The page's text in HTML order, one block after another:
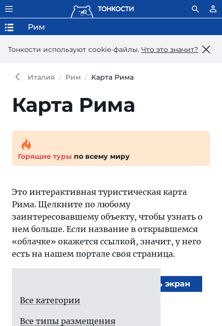
Тонкости используют сookie-файлы. Что это значит?
Рим
Италия Рим Карта Рима
Карта Рима
Горящие туры по всему миру
Это интерактивная туристическая карта
Рима. Щелкните по любому
заинтересовавшему объекту, чтобы узнать о
нем больше. Если название в открывшемся
«облачке» окажется ссылкой, значит, у него
есть на нашем портале своя страница.
На весь экран
Все категории
Все типы размещения